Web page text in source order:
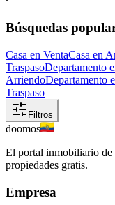
Búsquedas
Casa en VentaCasa en
TraspasoDepartamento
ArriendoDepartamento
Traspaso
Filtros
doomos
El portal inmobiliario de
propiedades gratis.
Empresa